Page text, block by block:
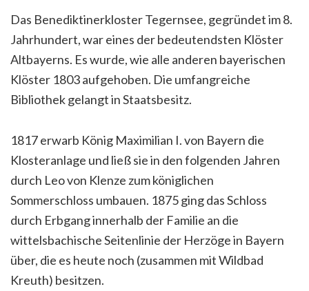
Das Benediktinerkloster Tegernsee, gegründet im 8.
Jahrhundert, war eines der bedeutendsten Klöster
Altbayerns. Es wurde, wie alle anderen bayerischen
Klöster 1803 aufgehoben. Die umfangreiche
Bibliothek gelangt in Staatsbesitz.
1817 erwarb König Maximilian I. von Bayern die
Klosteranlage und ließ sie in den folgenden Jahren
durch Leo von Klenze zum königlichen
Sommerschloss umbauen. 1875 ging das Schloss
durch Erbgang innerhalb der Familie an die
wittelsbachische Seitenlinie der Herzögein Bayern
über, die es heute noch (zusammen mit Wildbad
Kreuth) besitzen.